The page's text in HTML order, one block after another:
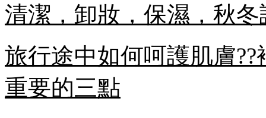
清潔，卸妝，保濕，秋
旅行途中如何呵護肌膚
重要的三點